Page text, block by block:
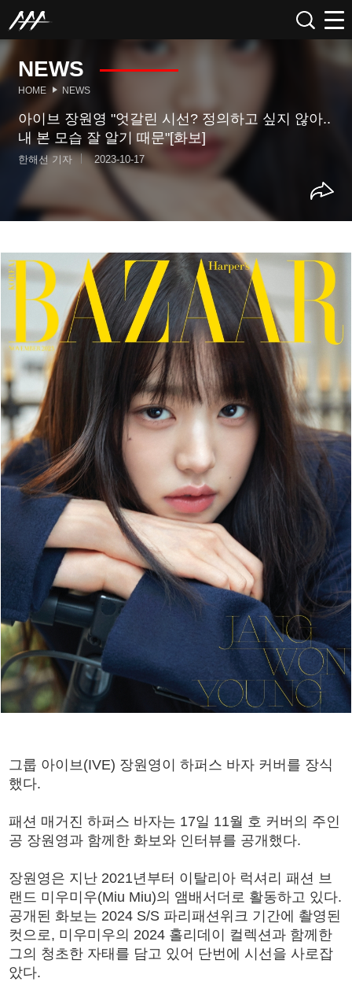
NEWS
HOME NEWS
아이브 장원영 "엇갈린 시선? 정의하고 싶지 않아..
내 본 모습 잘 알기 때문"[화보]
한해선 기자 2023-10-17
그룹 아이브(IVE) 장원영이 하퍼스 바자 커버를 장식
했다.
패션 매거진 하퍼스 바자는 17일 11월 호 커버의 주인
공 장원영과 함께한 화보와 인터뷰를 공개했다.
장원영은 지난 2021년부터 이탈리아 럭셔리 패션 브
랜드 미우미우(Miu Miu)의 앰배서더로 활동하고 있다.
공개된 화보는 2024 S/S 파리패션위크 기간에 촬영된
컷으로, 미우미우의 2024 홀리데이 컬렉션과 함께한
그의 청초한 자태를 담고 있어 단번에 시선을 사로잡
았다.